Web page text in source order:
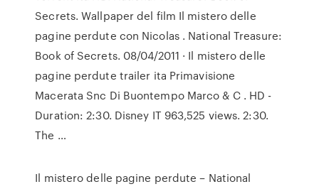
Secrets. Wallpaper del film Il mistero delle
pagine perdute con Nicolas . National Treasure:
Book of Secrets. 08/04/2011 · Il mistero delle
pagine perdute trailer ita Primavisione
Macerata Snc Di Buontempo Marco & C . HD -
Duration: 2:30. Disney IT 963,525 views. 2:30.
The …
Il mistero delle pagine perdute – National